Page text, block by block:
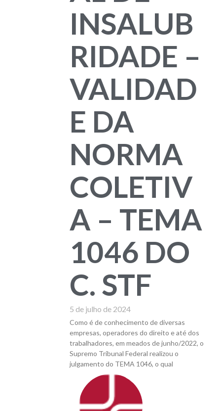
INSALUB
RIDADE –
VALIDAD
E DA
NORMA
COLETIV
A – TEMA
1046 DO
C. STF
5 de julho de 2024
Como é de conhecimento de diversas
empresas, operadores do direito e até dos
trabalhadores, em meados de junho/2022, o
Supremo Tribunal Federal realizou o
julgamento do TEMA 1046, o qual